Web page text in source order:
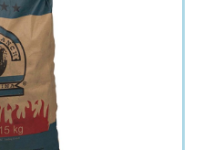
van 2026